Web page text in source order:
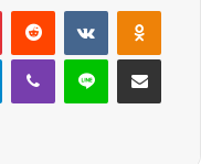
PinterestReddit VKontakte
TelegramViber Line E-Posta ile